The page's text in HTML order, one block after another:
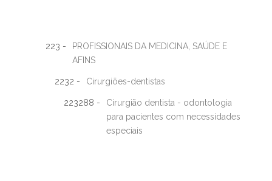
223 -
PROFISSIONAIS DA MEDICINA, SAÚDE E
AFINS
2232 - Cirurgiões-dentistas
223288 -
Cirurgião dentista - odontologia
para pacientes com necessidades
especiais